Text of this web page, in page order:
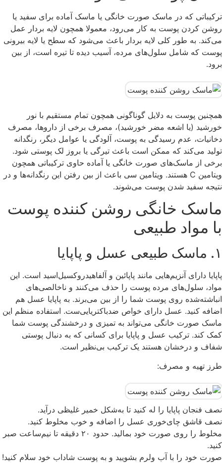
ترکیباتی که در ماسک‌ صورت خانگی یا ماسک آماده برای سفید یا
روشن کردن پوست به کار می‌رود، معمولا همچون لایه بردار عمل
می‌کند. به طور کلی لایه بردار باعث می‌شود که سطح یا لایه بیرونی
پوست که شامل سلول‌های مرده، آسیب دیده تا تیره است، از بین
برود.
همچنین پوست به دلایل گوناگونی همچون تمام مستقیم با نور
خورشید (یا اشعه مضر خورشید)، مصرف برخی از داروها، مصرف
دخانیات، عدم رسیدگی به پوست، آلودگی یا عوامل دیگر، رنگدانه‌
تولید می‌کند که ممکن است باعث تیرگی یا بروز لک پوستی شود.
برخی از ماسک‌های صورت خانگی یا آماده حاوی ترکیباتی همچون
ویتامین C هستند. ویتامین سی باعث از بین رفتن این رنگدانه‌ها و در
نتیجه سفید شدن پوست می‌شوند.
ماسک خانگی روشن کننده پوست
با مواد طبیعی
۱. ماسک طبیعی عسل و پاپایا
پاپایا دارای آنزیم‌هایی مانند پاپائین و آلفاهیدروکسیل‌اسید است. این
مواد، سلول‌های مرده پوست را حذف می‌کنند و ناخالصی‌های
انباشته‌شده روی پوست شما را از بین می‌برند. به پاپایا عسل هم
اضافه کنید. عسل دارای خواص ضدباکتریایی‌ست. استفاده منظم این
ماسک صورت خانگی می‌تواند به تمیزی و درخشندگی پوست شما
کمک کند. ترکیب عسل و پاپایا برای کسانی که به دنبال پوستی
شفاف و درخشان هستند یک ترکیب بی‌نظیر است.
طرز تهیه و مصرف:
نصف فنجان پاپایا را له کنید تا به‌شکل خمیر غلیظی درآید.
نصف قاشق چای‌خوری عسل را اضافه و خوب مخلوط کنید.
مخلوط را روی صورت خود بمالید. حدود ۲۰ دقیقه تا نیم‌ساعت صبر
کنید.
صورت خود را با آب ولرم بشویید و به پوست شاداب خود سلام کنید!